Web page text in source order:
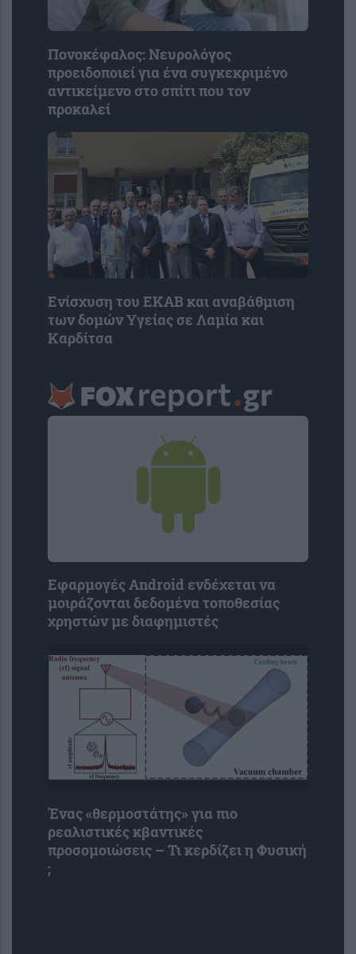
Πονοκέφαλος: Νευρολόγος
προειδοποιεί για ένα συγκεκριμένο
αντικείμενο στο σπίτι που τον
προκαλεί
Ενίσχυση του ΕΚΑΒ και αναβάθμιση
των δομών Υγείας σε Λαμία και
Καρδίτσα
Εφαρμογές Android ενδέχεται να
μοιράζονται δεδομένα τοποθεσίας
χρηστών με διαφημιστές
Ένας «θερμοστάτης» για πιο
ρεαλιστικές κβαντικές
προσομοιώσεις – Τι κερδίζει η Φυσική
;